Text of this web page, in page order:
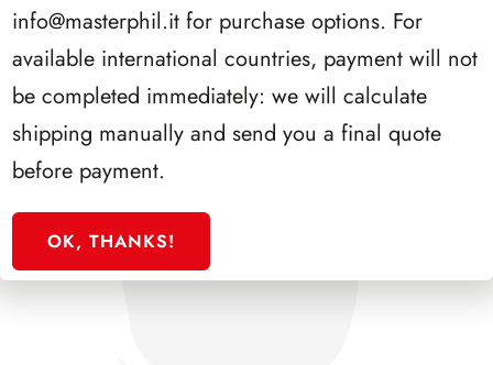
info@masterphil.it for purchase options. For
available international countries, payment will not
be completed immediately: we will calculate
shipping manually and send you a final quote
before payment.
OK, THANKS!